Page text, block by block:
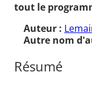
tout le
Auteur :
Autre nom
Résumé